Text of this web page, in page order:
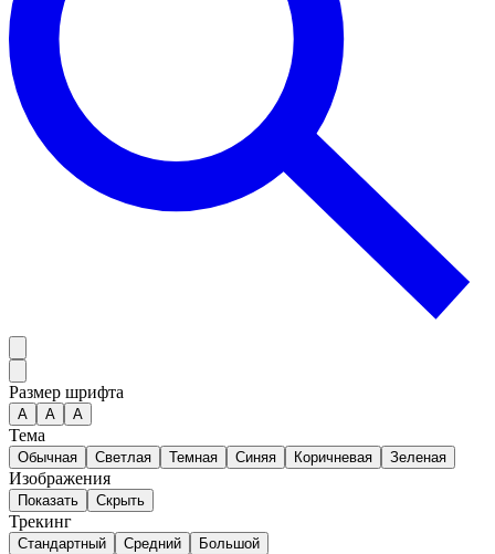
Размер шрифта
А A A
Тема
Обычная Светлая Темная Синяя Коричневая Зеленая
Изображения
Показать Скрыть
Трекинг
Стандартный Средний Большой